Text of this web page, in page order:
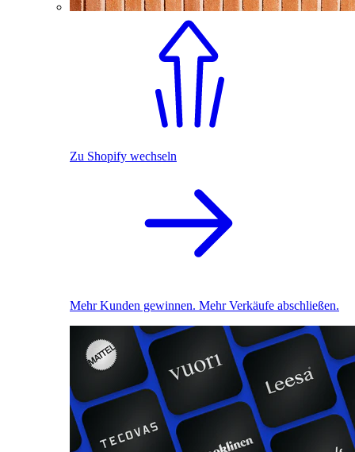
Zu Shopify wechseln
Mehr Kunden gewinnen. Mehr Verkäufe abschließen.